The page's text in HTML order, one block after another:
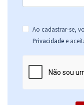
Ao cadastrar-se,
Privacidade e